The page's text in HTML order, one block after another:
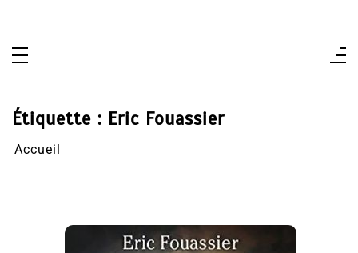
Étiquette : Eric Fouassier
Accueil